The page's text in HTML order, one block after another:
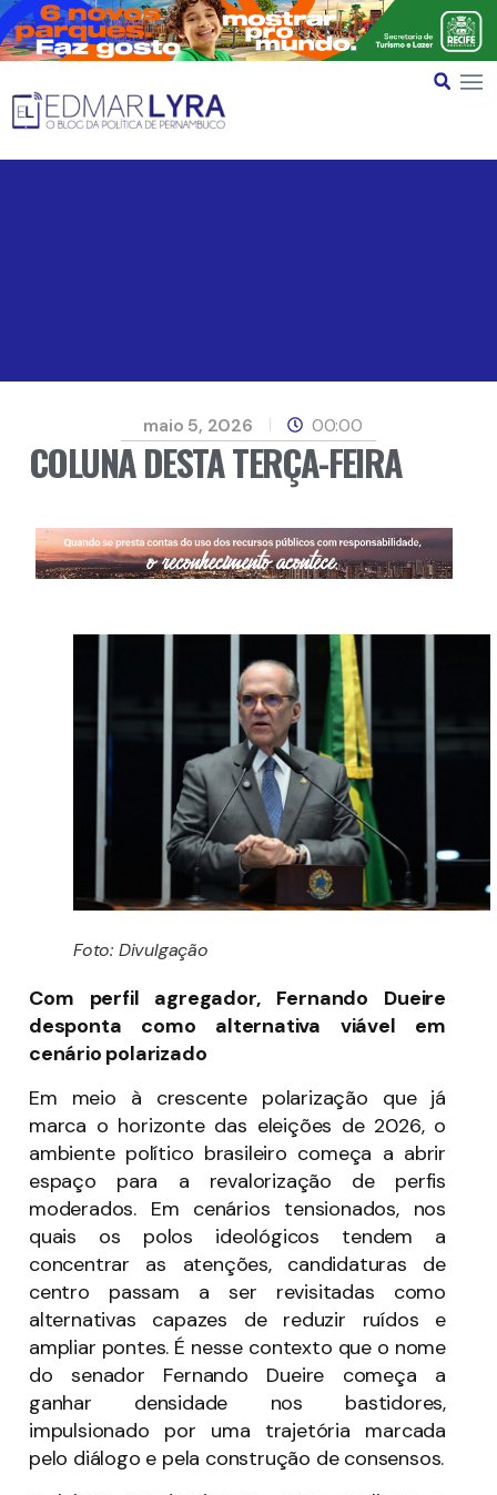
maio 5, 2026 00:00
COLUNA DESTA TERÇA-FEIRA
Foto: Divulgação
Com perfil agregador, Fernando Dueire
desponta como alternativa viável em
cenário polarizado
Em meio à crescente polarização que já
marca o horizonte das eleições de 2026, o
ambiente político brasileiro começa a abrir
espaço para a revalorização de perfis
moderados. Em cenários tensionados, nos
quais os polos ideológicos tendem a
concentrar as atenções, candidaturas de
centro passam a ser revisitadas como
alternativas capazes de reduzir ruídos e
ampliar pontes. É nesse contexto que o nome
do senador Fernando Dueire começa a
ganhar densidade nos bastidores,
impulsionado por uma trajetória marcada
pelo diálogo e pela construção de consensos.